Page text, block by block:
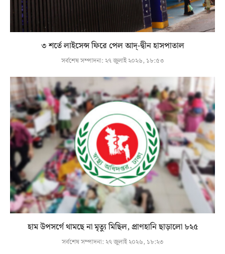
৩ শর্তে লাইসেন্স ফিরে পেল আদ্-দ্বীন হাসপাতাল
সর্বশেষ সম্পাদনা: ২৭ জুলাই ২০২৬, ১৮:৫৩
হাম উপসর্গে থামছে না মৃত্যু মিছিল, প্রাণহানি ছাড়ালো ৮২৫
সর্বশেষ সম্পাদনা: ২৭ জুলাই ২০২৬, ১৮:২৩